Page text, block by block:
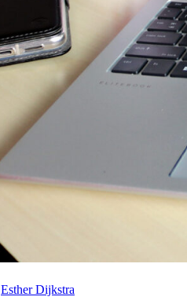
Esther Dijkstra